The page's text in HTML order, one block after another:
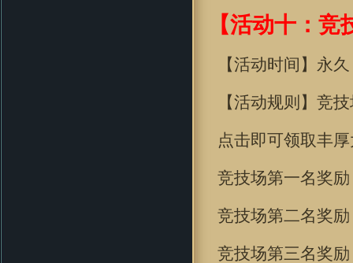
【活动十：
【活动时间】永久
【活动规则】竞
点击即可领取丰
竞技场第一名奖
竞技场第二名奖
竞技场第三名奖